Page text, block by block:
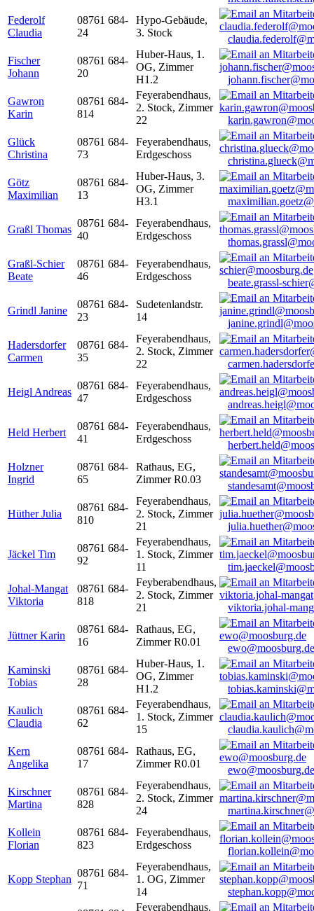
Federolf
Claudia
08761 684-
24
Hypo-Gebäude,
3. Stock
Fischer
Johann
08761 684-
20
Huber-Haus, 1.
OG, Zimmer
H1.2
Gawron
Karin
08761 684-
814
Feyerabendhaus,
2. Stock, Zimmer
22
Glück
Christina
08761 684-
73
Feyerabendhaus,
Erdgeschoss
Götz
Maximilian
08761 684-
13
Huber-Haus, 3.
OG, Zimmer
H3.1
Graßl Thomas
08761 684-
40
Feyerabendhaus,
Erdgeschoss
Graßl-Schier
Beate
08761 684-
46
Feyerabendhaus,
Erdgeschoss
beate.grassl-
Grindl Janine
08761 684-
23
Sudetenlandstr.
14
Hadersdorfer
Carmen
08761 684-
35
Feyerabendhaus,
2. Stock, Zimmer
22
Heigl Andreas
08761 684-
47
Feyerabendhaus,
Erdgeschoss
Held Herbert
08761 684-
41
Feyerabendhaus,
Erdgeschoss
Holzner
Ingrid
08761 684-
65
Rathaus, EG,
Zimmer R0.03
Hüther Julia
08761 684-
810
Feyerabendhaus,
2. Stock, Zimmer
21
Jäckel Tim
08761 684-
92
Feyerabendhaus,
1. Stock, Zimmer
11
Johal-Mangat
Viktoria
08761 684-
818
Feyberabendhaus,
2. Stock, Zimmer
21
viktoria.johal-
Jüttner Karin
08761 684-
16
Rathaus, EG,
Zimmer R0.01
ewo@moosburg.de
Kaminski
Tobias
08761 684-
28
Huber-Haus, 1.
OG, Zimmer
H1.2
Kaulich
Claudia
08761 684-
62
Feyerabendhaus,
1. Stock, Zimmer
15
Kern
Angelika
08761 684-
17
Rathaus, EG,
Zimmer R0.01
ewo@moosburg.de
Kirschner
Martina
08761 684-
828
Feyerabendhaus,
2. Stock, Zimmer
24
Kollein
Florian
08761 684-
823
Feyerabendhaus,
Erdgeschoss
Kopp Stephan
08761 684-
71
Feyerabendhaus,
1. OG, Zimmer
14
Feyerabendhaus,